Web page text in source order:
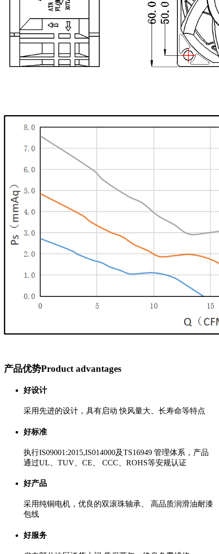
产品优势Product advantages
好设计
采用先进的设计，具有启动 快风量大、长寿命等特点
好标准
执行IS09001:2015,IS014000及TS16949 管理体系，产品
通过UL、TUV、CE、 CCC、ROHS等安规认证
好产品
采用纯铜电机，优良的双滚珠轴承、 高品质润滑油耐漆
包线
好服务